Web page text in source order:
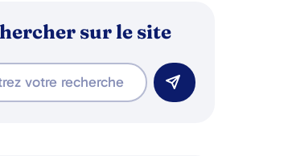
sur le site